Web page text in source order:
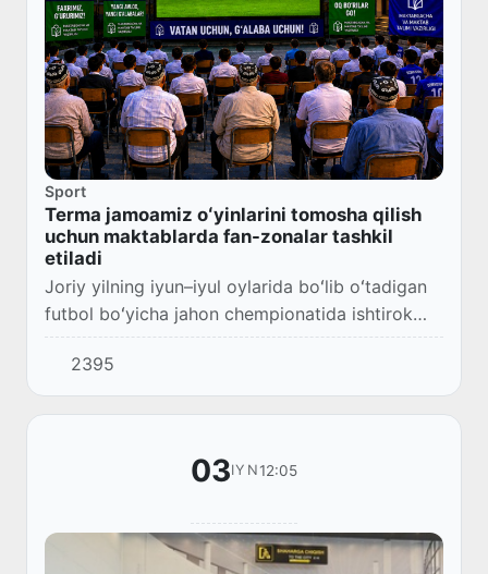
Sport
Terma jamoamiz oʻyinlarini tomosha qilish
uchun maktablarda fan-zonalar tashkil
etiladi
Joriy yilning iyun–iyul oylarida boʻlib oʻtadigan
futbol boʻyicha jahon chempionatida ishtirok
etadigan Oʻzbekiston milliy terma jamoasini
qoʻllab-quvvatlash maqsadida mamlakat boʻ...
2395
03IYN12:05